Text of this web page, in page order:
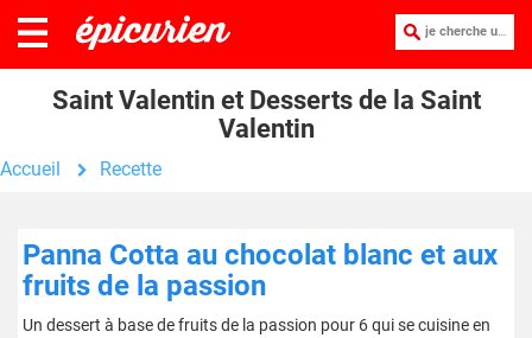
je cherche une recette :
Saint Valentin et Desserts de la Saint
Valentin
Accueil Recette
Panna Cotta au chocolat blanc et aux
fruits de la passion
Un dessert à base de fruits de la passion pour 6 qui se cuisine en